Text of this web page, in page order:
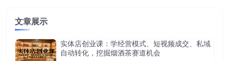
文章展示
实体店创业课：学经营模式、短视频成交、私域
自动转化，挖掘烟酒茶赛道机会